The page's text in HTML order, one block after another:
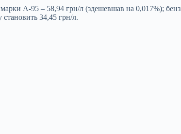
А-95 – 58,94 грн/л (здешевшав на 0,017%);
34,45 грн/л.